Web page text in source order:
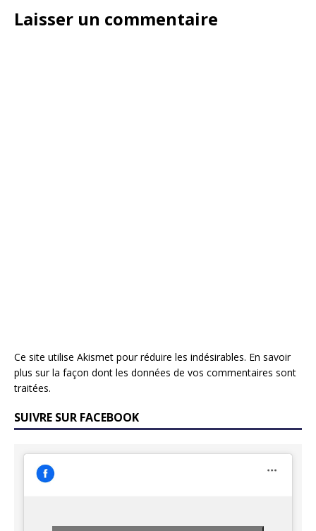
Laisser un commentaire
Ce site utilise Akismet pour réduire les indésirables. En savoir
plus sur la façon dont les données de vos commentaires sont
traitées.
SUIVRE SUR FACEBOOK